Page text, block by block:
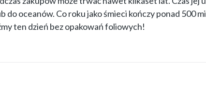
oceanów. Co roku jako śmieci kończy ponad 500
ten dzień bez opakowań foliowych!